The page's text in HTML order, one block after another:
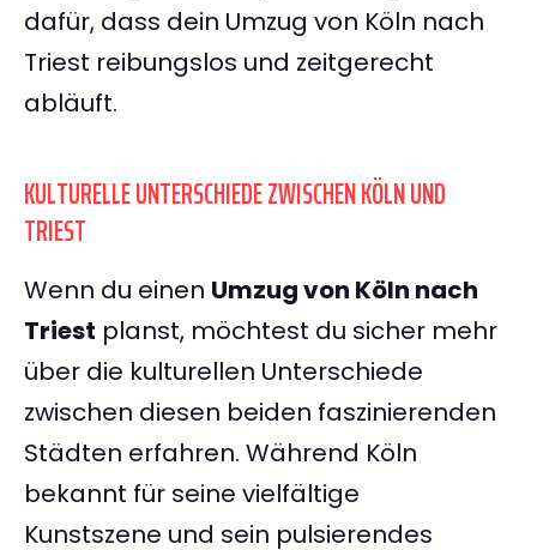
dafür, dass dein Umzug von Köln nach
Triest reibungslos und zeitgerecht
abläuft.
KULTURELLE UNTERSCHIEDE ZWISCHEN KÖLN UND
TRIEST
Wenn du einen Umzug von Köln nach
Triest planst, möchtest du sicher mehr
über die kulturellen Unterschiede
zwischen diesen beiden faszinierenden
Städten erfahren. Während Köln
bekannt für seine vielfältige
Kunstszene und sein pulsierendes